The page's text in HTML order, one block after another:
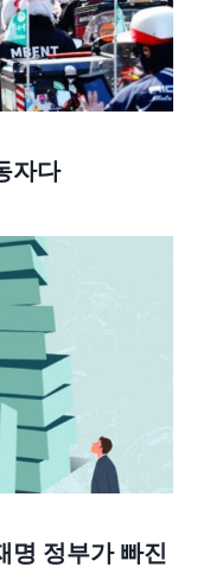
자다
명 정부가 빠진